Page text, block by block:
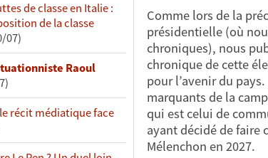
de classe en Italie :
de la classe
07)
Raoul
récit médiatique face
Comme lors de la
présidentielle (où
chroniques), nous
chronique de cette
pour l’avenir du
marquants de la
qui est celui de
ayant décidé de faire
Mélenchon en 2027.